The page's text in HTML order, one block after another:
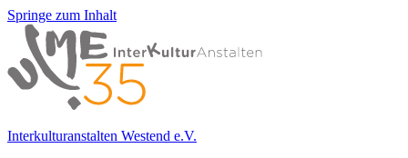
Springe zum Inhalt
Interkulturanstalten Westend e.V.